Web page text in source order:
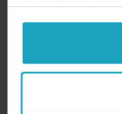
Sie geben
unsere